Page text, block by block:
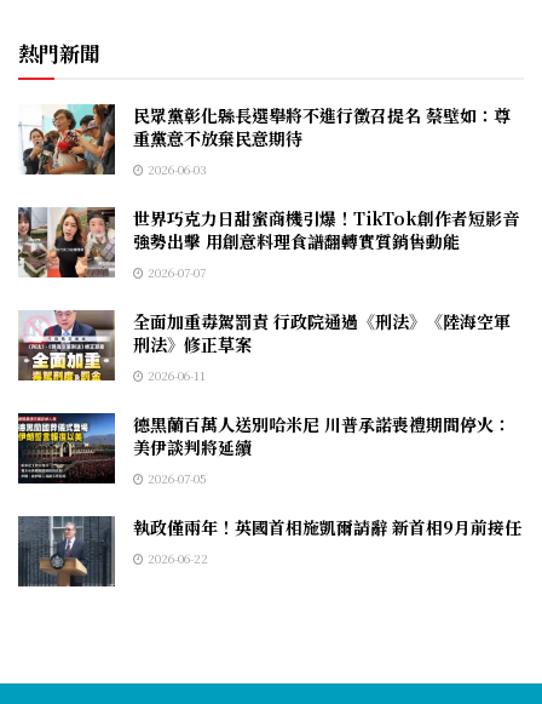
熱門新聞
民眾黨彰化縣長選舉將不進行徵召提名 蔡壁如：尊
重黨意不放棄民意期待
2026-06-03
世界巧克力日甜蜜商機引爆！TikTok創作者短影音
強勢出擊 用創意料理食譜翻轉實質銷售動能
2026-07-07
全面加重毒駕罰責 行政院通過《刑法》《陸海空軍
刑法》修正草案
2026-06-11
德黑蘭百萬人送別哈米尼 川普承諾喪禮期間停火：
美伊談判將延續
2026-07-05
執政僅兩年！英國首相施凱爾請辭 新首相9月前接任
2026-06-22